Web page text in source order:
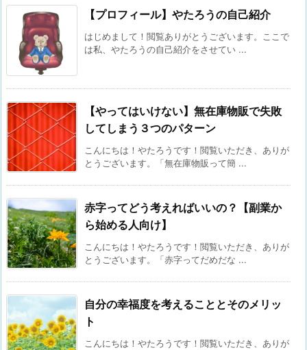
【プロフィール】やたろうの自己紹介
はじめまして！閲覧ありがとうございます。ここで
は私、やたろうの自己紹介をさせてい ...
【やってはいけない】無在庫物販で失敗
してしまう３つのパターン
こんにちは！やたろうです！閲覧いただき、ありが
とうございます。「無在庫物販って簡 ...
赤字ってどう考えればいいの？【副業か
ら始める人向け】
こんにちは！やたろうです！閲覧いただき、ありが
とうございます。「赤字ってだめだな ...
自分の幸福度を考えることとそのメリッ
ト
こんにちは！やたろうです！閲覧いただき、ありが